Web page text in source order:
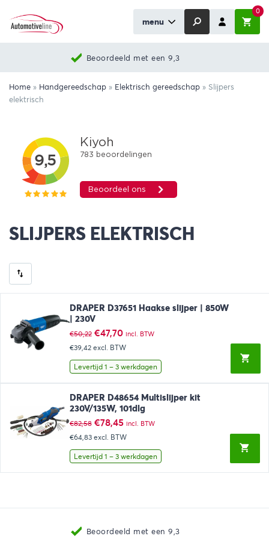
menu
0
Beoordeeld met een 9,3
Home » Handgereedschap » Elektrisch gereedschap » Slijpers
elektrisch
SLIJPERS ELEKTRISCH
DRAPER D37651 Haakse slijper | 850W
| 230V
€50,22 Oorspronkelijke
prijs
was:
€50,22.
€47,70Huidige
prijs
is:
€47,70.
incl. BTW
€39,42 excl. BTW
Levertijd 1 – 3 werkdagen
DRAPER D48654 Multislijper kit
230V/135W, 101dlg
€82,58 Oorspronkelijke
prijs
was:
€82,58.
€78,45Huidige
prijs
is:
€78,45.
incl. BTW
€64,83 excl. BTW
Levertijd 1 – 3 werkdagen
Beoordeeld met een 9,3